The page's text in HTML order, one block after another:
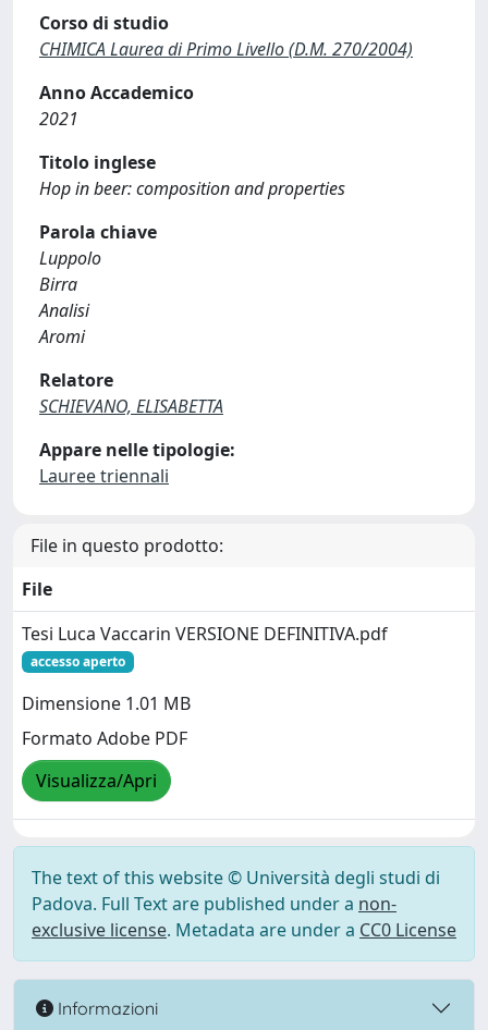
Corso di studio
CHIMICA Laurea di Primo Livello (D.M. 270/2004)
Anno Accademico
2021
Titolo inglese
Hop in beer: composition and properties
Parola chiave
Luppolo
Birra
Analisi
Aromi
Relatore
SCHIEVANO, ELISABETTA
Appare nelle tipologie:
Lauree triennali
File in questo prodotto:
File
Tesi Luca Vaccarin VERSIONE DEFINITIVA.pdf
accesso aperto
Dimensione 1.01 MB
Formato Adobe PDF
Visualizza/Apri
The text of this website © Università degli studi di
Padova. Full Text are published under a non-
exclusive license. Metadata are under a CC0 License
Informazioni